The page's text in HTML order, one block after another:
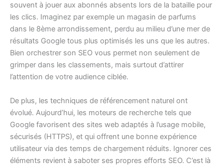
souvent à jouer aux abonnés absents lors de la bataille pour
les clics. Imaginez par exemple un magasin de parfums
dans le 8ème arrondissement, perdu au milieu d’une mer de
résultats Google tous plus optimisés les uns que les autres.
Bien orchestrer son SEO vous permet non seulement de
grimper dans les classements, mais surtout d’attirer
l’attention de votre audience ciblée.
De plus, les techniques de référencement naturel ont
évolué. Aujourd’hui, les moteurs de recherche tels que
Google favorisent des sites web adaptés à l’usage mobile,
sécurisés (HTTPS), et qui offrent une bonne expérience
utilisateur via des temps de chargement réduits. Ignorer ces
éléments revient à saboter ses propres efforts SEO. C’est là